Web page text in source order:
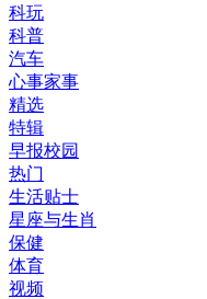
科玩
科普
汽车
心事家事
精选
特辑
早报校园
热门
生活贴士
星座与生肖
保健
体育
视频